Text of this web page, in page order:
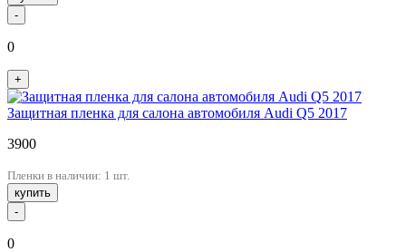
-
0
+
Защитная пленка для салона автомобиля Audi Q5 2017
3900
Пленки в наличии: 1 шт.
купить
-
0